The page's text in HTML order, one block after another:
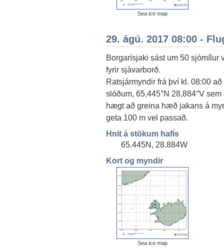
Sea ice map
29. ágú. 2017 08:00 -
Borgarísjaki sást um 50 sjómílur
fyrir sjávarborð.
Ratsjármyndir frá því kl. 08:00
slóðum, 65,445°N 28,884°V
hægt að greina hæð jakans á
geta 100 m vel passað.
Hnit á stökum hafís
65.445N, 28.884W
Kort og myndir
Sea ice map